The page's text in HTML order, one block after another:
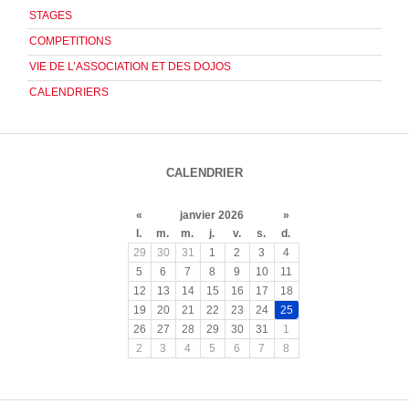
STAGES
COMPETITIONS
VIE DE L’ASSOCIATION ET DES DOJOS
CALENDRIERS
CALENDRIER
« janvier 2026
»
l.
m. m. j. v. s.
d.
29
30 31 1 2 3
4
5
6 7 8 9 10
11
12
13 14 15 16 17
18
19
20 21 22 23 24
25
26
27 28 29 30 31
1
2
3 4 5 6 7 8